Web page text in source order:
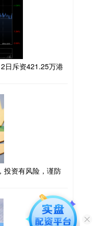
日斥资421.25万港
投资有风险，谨防